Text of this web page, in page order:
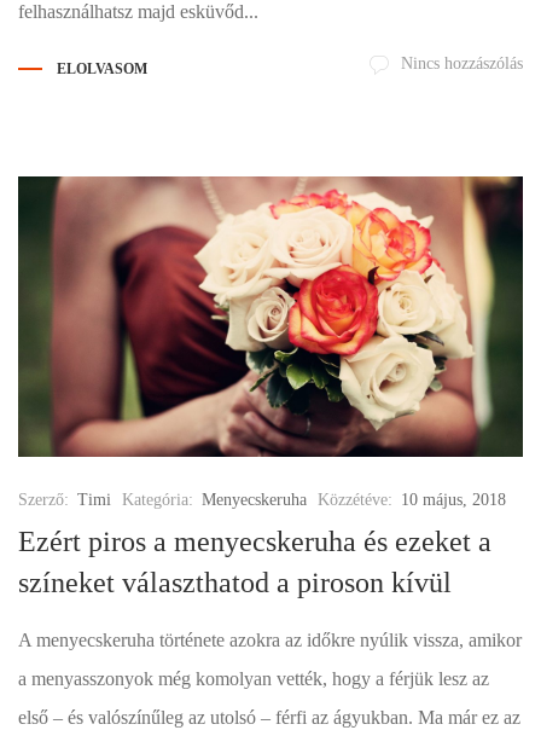
felhasználhatsz majd esküvőd...
ELOLVASOM Nincs hozzászólás
Szerző: Timi Kategória: Menyecskeruha Közzétéve: 10 május, 2018
Ezért piros a menyecskeruha és ezeket a
színeket választhatod a piroson kívül
A menyecskeruha története azokra az időkre nyúlik vissza, amikor
a menyasszonyok még komolyan vették, hogy a férjük lesz az
első – és valószínűleg az utolsó – férfi az ágyukban. Ma már ez az